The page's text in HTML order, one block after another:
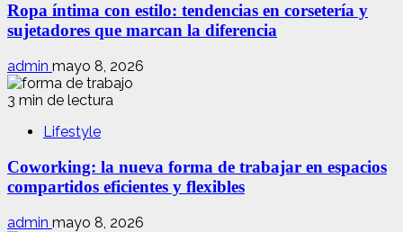
Ropa íntima con estilo: tendencias en corsetería y
sujetadores que marcan la diferencia
admin mayo 8, 2026
3 min de lectura
Lifestyle
Coworking: la nueva forma de trabajar en espacios
compartidos eficientes y flexibles
admin mayo 8, 2026